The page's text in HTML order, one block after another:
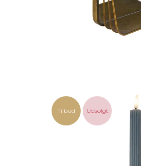
Tilbud Udsolgt